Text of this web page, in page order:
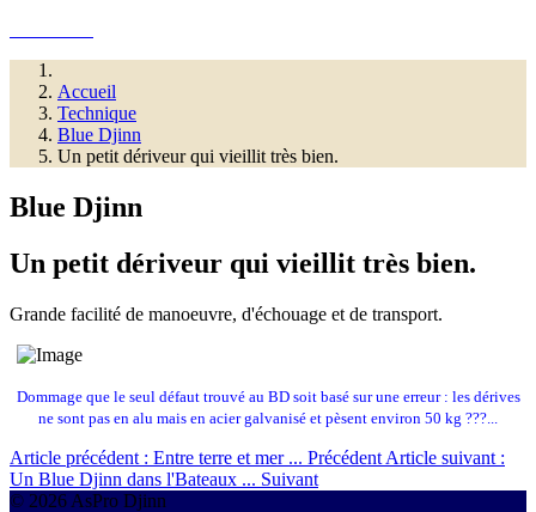
Accueil
Technique
Blue Djinn
Un petit dériveur qui vieillit très bien.
Blue Djinn
Un petit dériveur qui vieillit très bien.
Grande facilité de manoeuvre, d'échouage et de transport.
Dommage que le seul défaut trouvé au BD soit basé sur une erreur : les dérives
ne sont pas en alu mais en acier galvanisé et pèsent environ 50 kg ???...
Article précédent : Entre terre et mer ... Précédent Article suivant :
Un Blue Djinn dans l'Bateaux ... Suivant
© 2026 AsPro Djinn